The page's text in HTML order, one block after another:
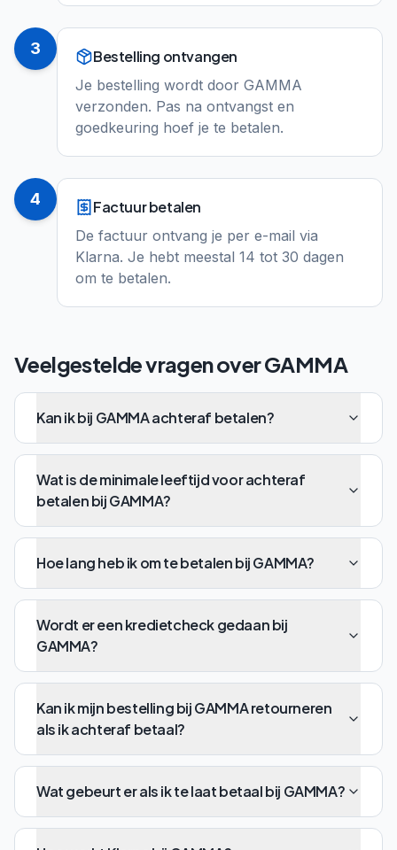
3 Bestelling ontvangen
Je bestelling wordt door GAMMA
verzonden. Pas na ontvangst en
goedkeuring hoef je te betalen.
4 Factuur betalen
De factuur ontvang je per e-mail via
Klarna. Je hebt meestal 14 tot 30 dagen
om te betalen.
Veelgestelde vragen overGAMMA
Kan ik bij GAMMA achteraf betalen?
Wat is de minimale leeftijd voor achteraf
betalen bij GAMMA?
Hoe lang heb ik om te betalen bij GAMMA?
Wordt er een kredietcheck gedaan bij
GAMMA?
Kan ik mijn bestelling bij GAMMA retourneren
als ik achteraf betaal?
Wat gebeurt er als ik te laat betaal bij GAMMA?